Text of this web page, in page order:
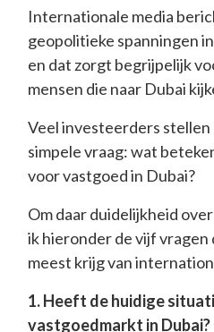
Internationale media
geopolitieke spanningen
en dat zorgt begrijpelijk
mensen die naar Dubai
Veel investeerders stellen
simpele vraag: wat
voor vastgoed in Dubai?
Om daar duidelijkheid
ik hieronder de vijf vragen
meest krijg van
1. Heeft de huidige
vastgoedmarkt in Dubai?